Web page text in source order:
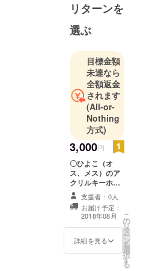
▶️i☆Ris.プリ
パラ.ハトア
リ.原宿.夢か
わ.エモ▶️通
(https://t.co/o
uFsAaXwTU
)▶️i(リ
ラ).h(まにっ
しゅ)▶️パス
タ
リターンを
選ぶ
目標金額
未達なら
全額返金
されます
(All-or-
Nothing
方式)
3,000円
〇ひよこ（オ
ス、メス）のア
クリルキーホル
ダー 各１ 〇手
書きイラスト
ミニ色紙 〇手書
き手紙
支援者：0人
お届け予定：
2018年08月
詳細を見る
こ
の
リ
タ
ー
ン
を
選
択
す
る